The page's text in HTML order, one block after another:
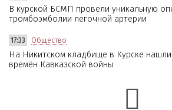
В курской БСМП провели уникальную
тромбоэмболии легочной артерии
17:33 Общество
На Никитском кладбище в Курске нашли
времён Кавказской войны